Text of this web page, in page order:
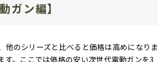
ガン編】
のシリーズと比べると価格は高めになりま
。ここでは価格の安い次世代電動ガンを3